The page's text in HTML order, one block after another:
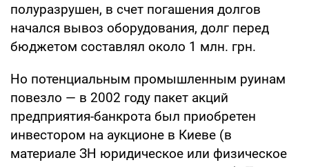
полуразрушен, в счет погашения долгов
начался вывоз оборудования, долг перед
бюджетом составлял около 1 млн. грн.
Но потенциальным промышленным руинам
повезло — в 2002 году пакет акций
предприятия-банкрота был приобретен
инвестором на аукционе в Киеве (в
материале ЗН юридическое или физическое